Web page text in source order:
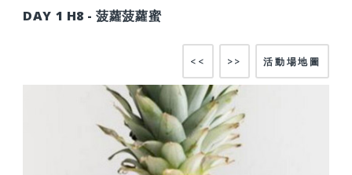
DAY 1 H8 - 菠蘿菠蘿蜜
活動場地圖
>>
<<